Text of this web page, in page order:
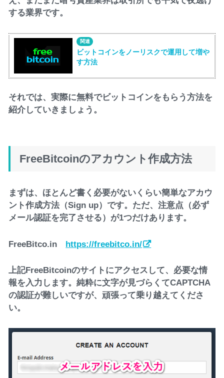
する業界です。
ビットコインをノーリスクで運用して増や
す方法
それでは、実際に無料でビットコインをもらう方法を
紹介していきましょう。
FreeBitcoinのアカウント作成方法
まずは、ほとんど書く必要がないくらい簡単なアカウ
ント作成方法（Sign up）です。ただ、注意点（必ず
メール認証を完了させる）が1つだけあります。
FreeBitco.in https://freebitco.in/
上記FreeBitcoinのサイトにアクセスして、必要な情
報を入力します。純粋に文字が見づらくてCAPTCHA
の認証が難しいですが、頑張って乗り越えてくださ
い。